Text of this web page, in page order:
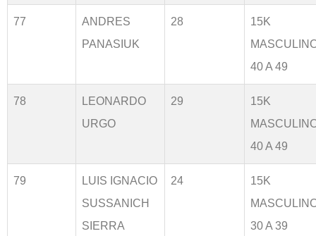
77
ANDRES
PANASIUK
28
15K
40 A 49
78
LEONARDO
URGO
29
15K
40 A 49
79
LUIS IGNACIO
SUSSANICH
SIERRA
24
15K
30 A 39